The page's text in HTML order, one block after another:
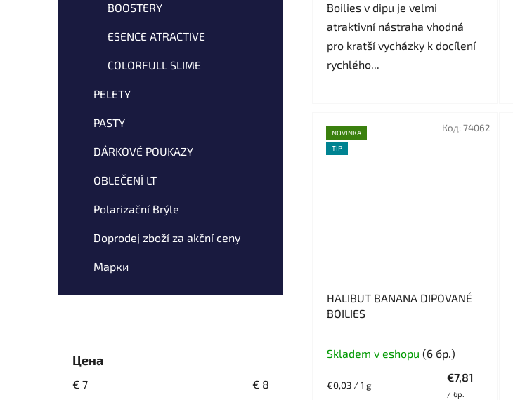
BOOSTERY
ESENCE ATRACTIVE
COLORFULL SLIME
PELETY
PASTY
DÁRKOVÉ POUKAZY
OBLEČENÍ LT
Polarizační Brýle
Doprodej zboží za akční ceny
Марки
Цена
€ 7 € 8
Boilies v dipu je velmi
atraktivní nástraha vhodná
pro kratší vycházky k docílení
rychlého...
NOVINKA
TIP
HALIBUT BANANA DIPOVANÉ
BOILIES
Skladem v eshopu (6 бр.)
€7,81
/ бр.
Измерване
€0,03 / 1 g
Код: 74062